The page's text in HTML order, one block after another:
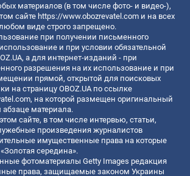
материалов (в том числе фото- и видео-),
сайте https://www.obozrevatel.com и на всех
виде строго запрещено.
при получении письменного
и при условии обязательной
а для интернет-изданий - при
разрешения на их использование и при
прямой, открытой для поисковых
на страницу OBOZ.UA по ссылке
, на которой размещен оригинальный
материала.
сайте, в том числе интервью, статьи,
произведения журналистов
имущественные права на которые
середина».
фотоматериалы Getty Images редакция
права, защищаемые законом Украины